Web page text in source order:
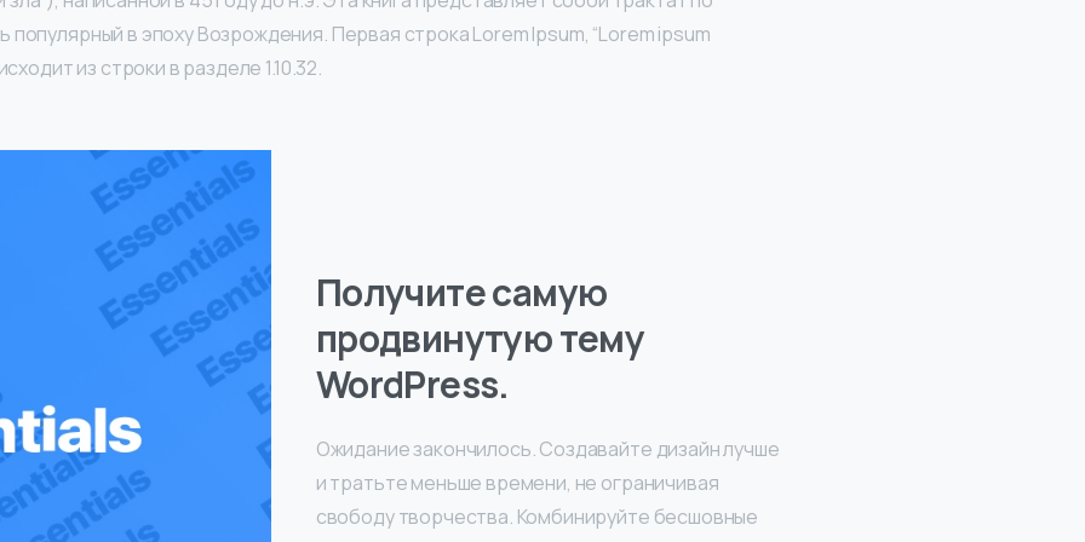
популярный в эпоху Возрождения. Первая строка Lorem Ipsum, “Lorem ipsum
из строки в разделе 1.10.32.
Получите самую
продвинутую тему
WordPress.
Ожидание закончилось. Создавайте дизайн лучше
и тратьте меньше времени, не ограничивая
свободу творчества. Комбинируйте бесшовные